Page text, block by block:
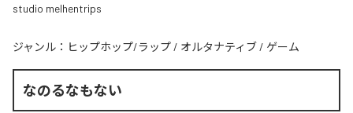
studio melhentrips
ジャンル： ヒップホップ/ラップ / オルタナティブ / ゲーム
なのるなもない